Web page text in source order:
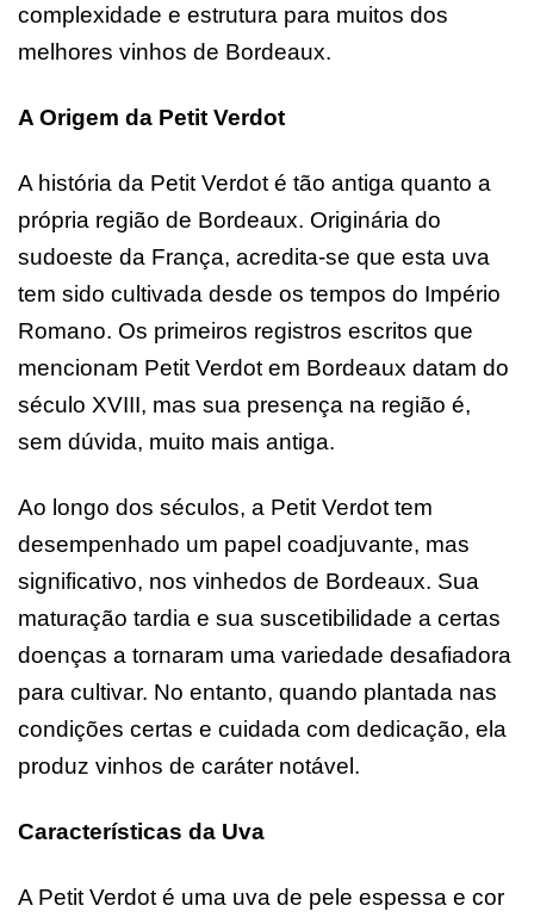
complexidade e estrutura para muitos dos
melhores vinhos de Bordeaux.
A Origem da Petit Verdot
A história da Petit Verdot é tão antiga quanto a
própria região de Bordeaux. Originária do
sudoeste da França, acredita-se que esta uva
tem sido cultivada desde os tempos do Império
Romano. Os primeiros registros escritos que
mencionam Petit Verdot em Bordeaux datam do
século XVIII, mas sua presença na região é,
sem dúvida, muito mais antiga.
Ao longo dos séculos, a Petit Verdot tem
desempenhado um papel coadjuvante, mas
significativo, nos vinhedos de Bordeaux. Sua
maturação tardia e sua suscetibilidade a certas
doenças a tornaram uma variedade desafiadora
para cultivar. No entanto, quando plantada nas
condições certas e cuidada com dedicação, ela
produz vinhos de caráter notável.
Características da Uva
A Petit Verdot é uma uva de pele espessa e cor